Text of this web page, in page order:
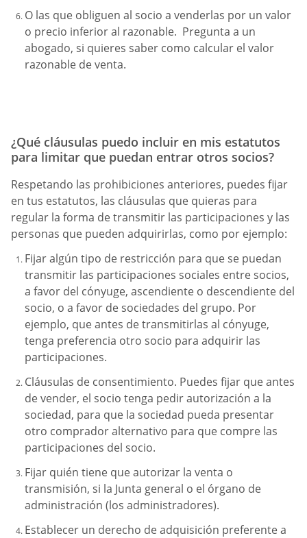
O las que obliguen al socio a venderlas por un valor
o precio inferior al razonable. Pregunta a un
abogado, si quieres saber como calcular el valor
razonable de venta.
¿Qué cláusulas puedo incluir en mis estatutos
para limitar que puedan entrar otros socios?
Respetando las prohibiciones anteriores, puedes fijar
en tus estatutos, las cláusulas que quieras para
regular la forma de transmitir las participaciones y las
personas que pueden adquirirlas, como por ejemplo:
Fijar algún tipo de restricción para que se puedan
transmitir las participaciones sociales entre socios,
a favor del cónyuge, ascendiente o descendiente del
socio, o a favor de sociedades del grupo. Por
ejemplo, que antes de transmitirlas al cónyuge,
tenga preferencia otro socio para adquirir las
participaciones.
Cláusulas de consentimiento. Puedes fijar que antes
de vender, el socio tenga pedir autorización a la
sociedad, para que la sociedad pueda presentar
otro comprador alternativo para que compre las
participaciones del socio.
Fijar quién tiene que autorizar la venta o
transmisión, si la Junta general o el órgano de
administración (los administradores).
Establecer un derecho de adquisición preferente a